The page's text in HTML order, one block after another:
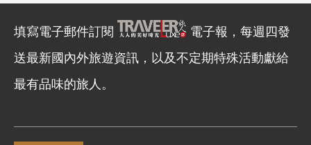
填寫電子郵件訂閱
電子報，每週四發
送最新國內外旅遊資訊，以及不定期特殊活動獻給
最有品味的旅人。